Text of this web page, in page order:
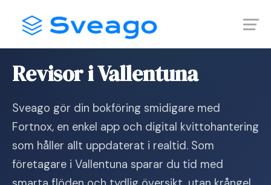
content
Revisor i Vallentuna
Sveago gör din bokföring smidigare med
Fortnox, en enkel app och digital kvittohantering
som håller allt uppdaterat i realtid. Som
företagare i Vallentuna sparar du tid med